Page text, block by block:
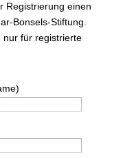
Registrierung einen
Bonsels-Stiftung.
nur für registrierte